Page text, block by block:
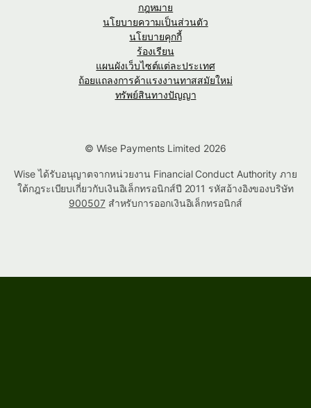
กฎหมาย
นโยบายความเป็นส่วนตัว
นโยบายคุกกี้
ร้องเรียน
แผนผังเว็บไซต์แต่ละประเทศ
ถ้อยแถลงการค้าแรงงานทาสสมัยใหม่
ทรัพย์สินทางปัญญา
© Wise Payments Limited 2026
Wise ได้รับอนุญาตจากหน่วยงาน Financial Conduct Authority ภาย
ใต้กฎระเบียบเกี่ยวกับเงินอิเล็กทรอนิกส์ปี 2011 รหัสอ้างอิงของบริษัท
900507สำหรับการออกเงินอิเล็กทรอนิกส์